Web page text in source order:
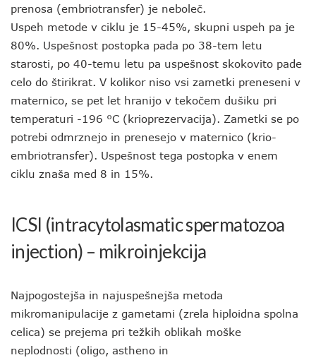
prenosa (embriotransfer) je neboleč.
Uspeh metode v ciklu je 15-45%, skupni uspeh pa je
80%. Uspešnost postopka pada po 38-tem letu
starosti, po 40-temu letu pa uspešnost skokovito pade
celo do štirikrat. V kolikor niso vsi zametki preneseni v
maternico, se pet let hranijo v tekočem dušiku pri
temperaturi -196 °C (krioprezervacija). Zametki se po
potrebi odmrznejo in prenesejo v maternico (krio-
embriotransfer). Uspešnost tega postopka v enem
ciklu znaša med 8 in 15%.
ICSI (intracytolasmatic spermatozoa
injection) – mikroinjekcija
Najpogostejša in najuspešnejša metoda
mikromanipulacije z gametami (zrela hiploidna spolna
celica) se prejema pri težkih oblikah moške
neplodnosti (oligo, astheno in